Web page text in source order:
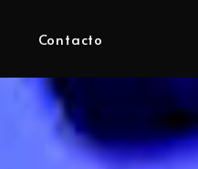
Contacto